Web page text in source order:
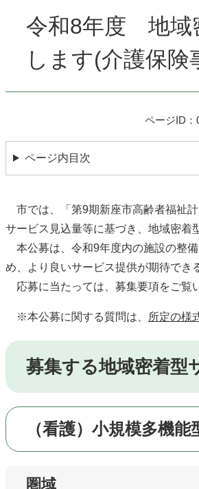
令和8年度 地域
します(介護保険
ページID：
ページ内目次
市では、「第9期新座市高齢者福祉
サービス見込量等に基づき、地域密着
本公募は、令和9年度内の施設の整
め、より良いサービス提供が期待でき
応募に当たっては、募集要項をご覧
※本公募に関する質問は、 所定の様
募集する地域密着型
（看護）小規模多機能
圏域